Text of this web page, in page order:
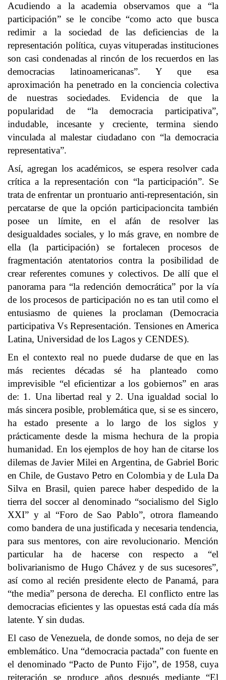
Acudiendo a la academia observamos que a “la
participación” se le concibe “como acto que busca
redimir a la sociedad de las deficiencias de la
representación política, cuyas vituperadas instituciones
son casi condenadas al rincón de los recuerdos en las
democracias latinoamericanas”. Y que esa
aproximación ha penetrado en la conciencia colectiva
de nuestras sociedades. Evidencia de que la
popularidad de “la democracia participativa”,
indudable, incesante y creciente, termina siendo
vinculada al malestar ciudadano con “la democracia
representativa”.
Así, agregan los académicos, se espera resolver cada
crítica a la representación con “la participación”. Se
trata de enfrentar un prontuario anti-representación, sin
percatarse de que la opción participacioncita también
posee un límite, en el afán de resolver las
desigualdades sociales, y lo más grave, en nombre de
ella (la participación) se fortalecen procesos de
fragmentación atentatorios contra la posibilidad de
crear referentes comunes y colectivos. De allí que el
panorama para “la redención democrática” por la vía
de los procesos de participación no es tan util como el
entusiasmo de quienes la proclaman (Democracia
participativa Vs Representación. Tensiones en America
Latina, Universidad de los Lagos y CENDES).
En el contexto real no puede dudarse de que en las
más recientes décadas sé ha planteado como
imprevisible “el eficientizar a los gobiernos” en aras
de: 1. Una libertad real y 2. Una igualdad social lo
más sincera posible, problemática que, si se es sincero,
ha estado presente a lo largo de los siglos y
prácticamente desde la misma hechura de la propia
humanidad. En los ejemplos de hoy han de citarse los
dilemas de Javier Milei en Argentina, de Gabriel Boric
en Chile, de Gustavo Petro en Colombia y de Lula Da
Silva en Brasil, quien parece haber despedido de la
tierra del soccer al denominado “socialismo del Siglo
XXI” y al “Foro de Sao Pablo”, otrora flameando
como bandera de una justificada y necesaria tendencia,
para sus mentores, con aire revolucionario. Mención
particular ha de hacerse con respecto a “el
bolivarianismo de Hugo Chávez y de sus sucesores”,
así como al recién presidente electo de Panamá, para
“the media” persona de derecha. El conflicto entre las
democracias eficientes y las opuestas está cada día más
latente. Y sin dudas.
El caso de Venezuela, de donde somos, no deja de ser
emblemático. Una “democracia pactada” con fuente en
el denominado “Pacto de Punto Fijo”, de 1958, cuya
reiteración se produce años después mediante “El